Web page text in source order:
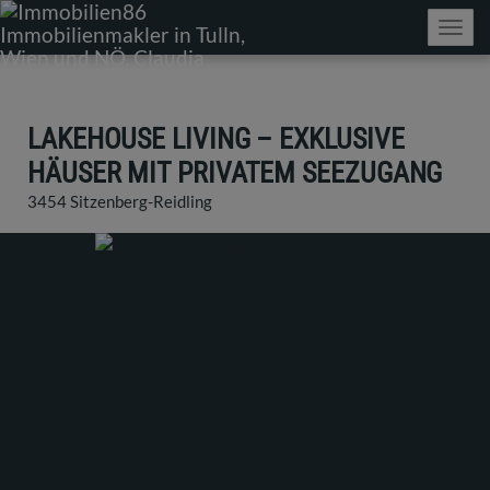
LAKEHOUSE LIVING – EXKLUSIVE
HÄUSER MIT PRIVATEM SEEZUGANG
3454 Sitzenberg-Reidling